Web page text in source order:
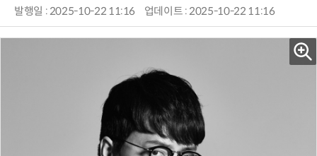
발행일 : 2025-10-22 11:16 업데이트 : 2025-10-22 11:16